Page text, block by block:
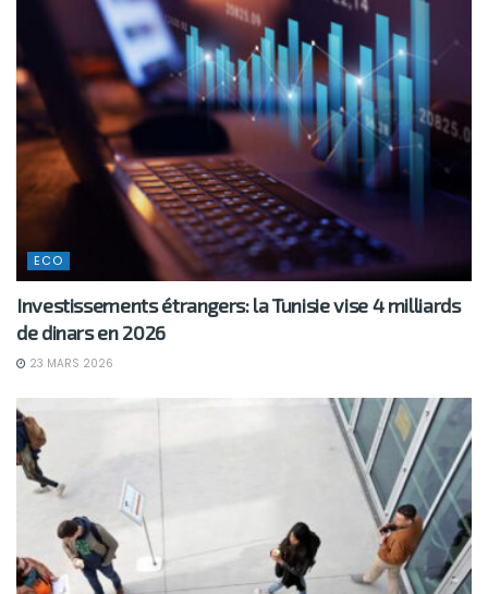
ECO
Investissements étrangers: la Tunisie vise 4 milliards
de dinars en 2026
23 MARS 2026